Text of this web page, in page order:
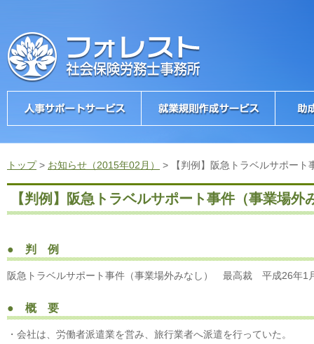
トップ> お知らせ（2015年02月） > 【判例】阪急トラベルサポー
【判例】阪急トラベルサポート事件（事業場外
● 判 例
阪急トラベルサポート事件（事業場外みなし） 最高裁 平成26年1
● 概 要
・会社は、労働者派遣業を営み、旅行業者へ派遣を行っていた。